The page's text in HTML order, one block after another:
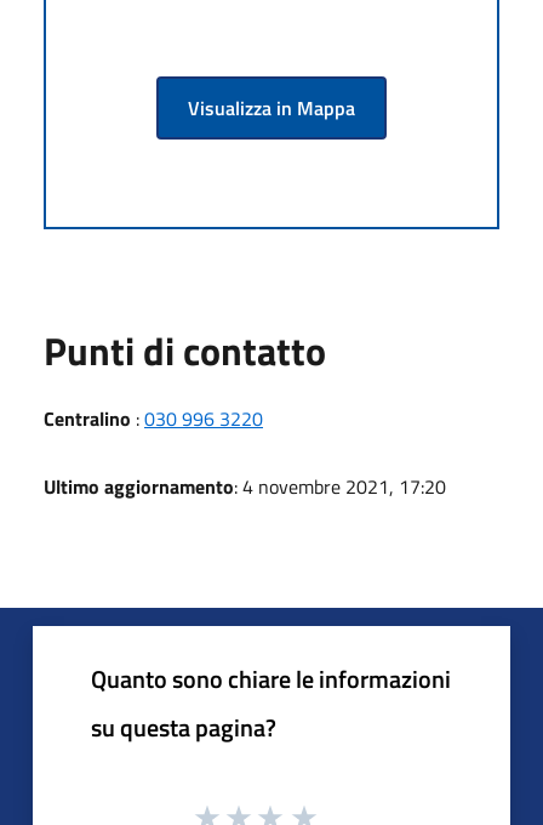
Visualizza in Mappa
Punti di contatto
Centralino :030 996 3220
Ultimo aggiornamento: 4 novembre 2021, 17:20
Quanto sono chiare le informazioni
su questa pagina?